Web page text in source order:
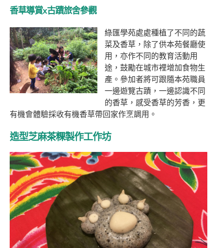
香草導賞x古蹟旅舍參觀
綠匯學苑處處種植了不同的蔬
菜及香草，除了供本苑餐廳使
用，亦作不同的教育活動用
途，鼓勵在城市裡增加食物生
產。參加者將可跟隨本苑職員
一邊遊覽古蹟，一邊認識不同
的香草，感受香草的芳香，更
有機會體驗採收有機香草帶回家作烹調用。
造型芝麻茶粿製作工作坊